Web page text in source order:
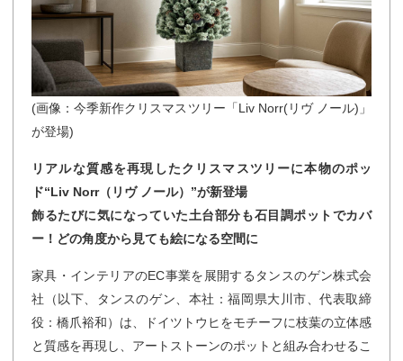
(画像：今季新作クリスマスツリー「Liv Norr(リヴ ノール)」
が登場)
リアルな質感を再現したクリスマスツリーに本物のポッ
ド“Liv Norr（リヴ ノール）”が新登場
飾るたびに気になっていた土台部分も石目調ポットでカバ
ー！どの角度から見ても絵になる空間に
家具・インテリアのEC事業を展開するタンスのゲン株式会
社（以下、タンスのゲン、本社：福岡県大川市、代表取締
役：橋爪裕和）は、ドイツトウヒをモチーフに枝葉の立体感
と質感を再現し、アートストーンのポットと組み合わせるこ